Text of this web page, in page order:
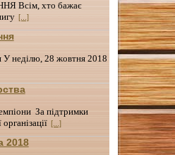
Всім, хто бажає
[...]
У неділю, 28 жовтня 2018
За підтримки
[...]
2018